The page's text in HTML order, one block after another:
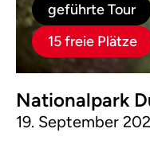
geführte Tour
15 freie Plätze
Nationalpark
19. September